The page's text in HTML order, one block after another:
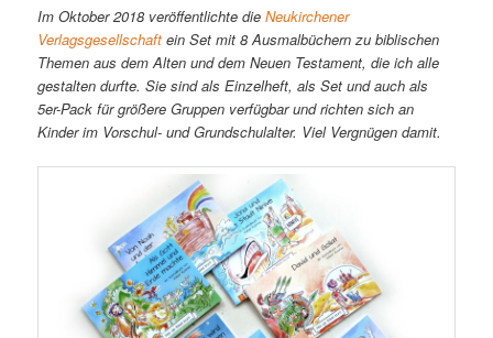
Im Oktober 2018 veröffentlichte dieNeukirchener
Verlagsgesellschaft ein Set mit 8 Ausmalbüchern zu biblischen
Themen aus dem Alten und dem Neuen Testament, die ich alle
gestalten durfte. Sie sind als Einzelheft, als Set und auch als
5er-Pack für größere Gruppen verfügbar und richten sich an
Kinder im Vorschul- und Grundschulalter. Viel Vergnügen damit.